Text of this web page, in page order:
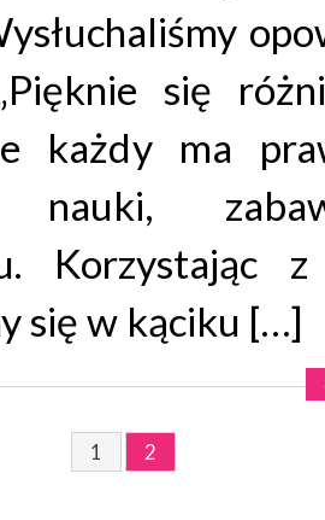
się
każdy ma
nauki,
Korzystając
się w kąciku […]
1
2